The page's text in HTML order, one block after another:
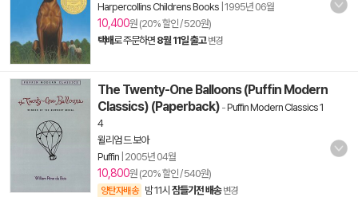
Harpercollins Childrens Books 1995년 06월
10,400원 (20% 할인 / 520원)
택배로 주문하면 8월 11일 출고 변경
The Twenty-One Balloons (Puffin Modern
Classics) (Paperback) -Puffin Modern Classics 1
4
윌리엄 드 보아
Puffin 2005년 04월
10,800원 (20% 할인 / 540원)
양탄자배송 밤 11시 잠들기전 배송 변경